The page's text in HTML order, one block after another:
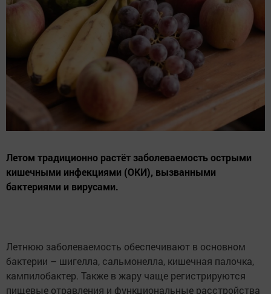
Летом традиционно растёт заболеваемость острыми
кишечными инфекциями (ОКИ), вызванными
бактериями и вирусами.
Летнюю заболеваемость обеспечивают в основном
бактерии – шигелла, сальмонелла, кишечная палочка,
кампилобактер. Также в жару чаще регистрируются
пищевые отравления и функциональные расстройства